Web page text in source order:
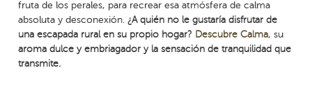
fruta de los perales, para recrear esa atmósfera de calma
absoluta y desconexión. ¿A quién no le gustaría disfrutar de
una escapada rural en su propio hogar? Descubre Calma, su
aroma dulce y embriagador y la sensación de tranquilidad que
transmite.